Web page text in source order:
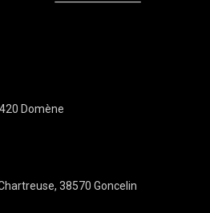
Domène
38570 Goncelin